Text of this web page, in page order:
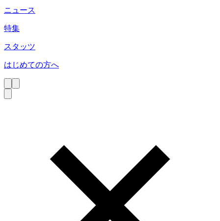
ニュース
特集
スタッツ
はじめての方へ